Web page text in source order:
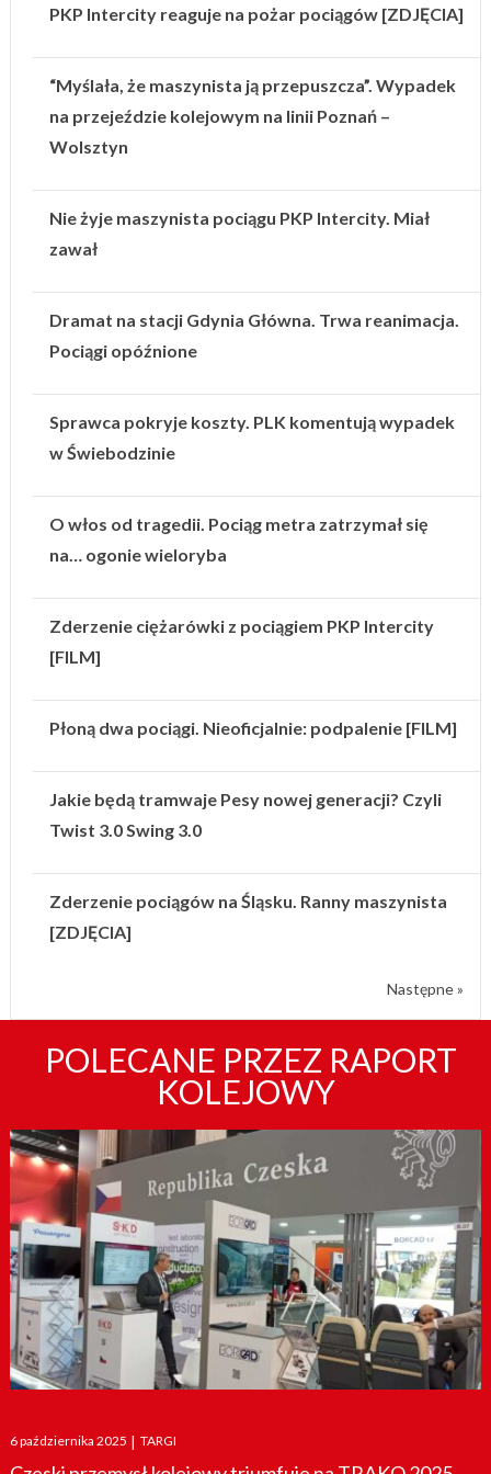
PKP Intercity reaguje na pożar pociągów [ZDJĘCIA]
“Myślała, że maszynista ją przepuszcza”. Wypadek
na przejeździe kolejowym na linii Poznań –
Wolsztyn
Nie żyje maszynista pociągu PKP Intercity. Miał
zawał
Dramat na stacji Gdynia Główna. Trwa reanimacja.
Pociągi opóźnione
Sprawca pokryje koszty. PLK komentują wypadek
w Świebodzinie
O włos od tragedii. Pociąg metra zatrzymał się
na… ogonie wieloryba
Zderzenie ciężarówki z pociągiem PKP Intercity
[FILM]
Płoną dwa pociągi. Nieoficjalnie: podpalenie [FILM]
Jakie będą tramwaje Pesy nowej generacji? Czyli
Twist 3.0 Swing 3.0
Zderzenie pociągów na Śląsku. Ranny maszynista
[ZDJĘCIA]
Następne »
POLECANE PRZEZ RAPORT
KOLEJOWY
Posted
on
6 października 2025 | TARGI